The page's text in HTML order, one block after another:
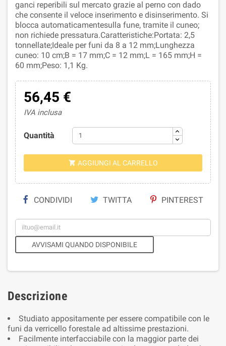
ganci reperibili sul mercato grazie al perno con dado
che consente il veloce inserimento e disinserimento. Si
blocca automaticamentesulla fune, tramite il cuneo;
non richiede pressatura.Caratteristiche:Portata: 2,5
tonnellate;Ideale per funi da 8 a 12 mm;Lunghezza
cuneo: 10 cm;B = 17 mm;C = 12 mm;L = 165 mm;H =
60 mm;Peso: 1,1 Kg.
56,45 €
IVA inclusa
Quantità
 AGGIUNGI AL CARRELLO
CONDIVIDI TWITTA PINTEREST
AVVISAMI QUANDO DISPONIBILE
Descrizione
Studiato appositamente per essere compatibile con le
funi da verricello forestale ad altissime prestazioni.
Facilmente interfacciabile con la maggior parte dei